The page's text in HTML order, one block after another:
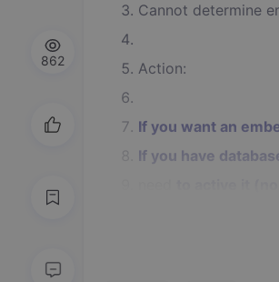
Cannot determine
Action:
If you want an
If you have
862